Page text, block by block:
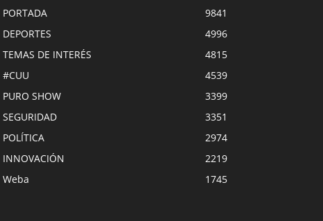
PORTADA
9841
DEPORTES
4996
TEMAS DE INTERÉS
4815
#CUU
4539
PURO SHOW
3399
SEGURIDAD
3351
POLÍTICA
2974
INNOVACIÓN
2219
Weba
1745